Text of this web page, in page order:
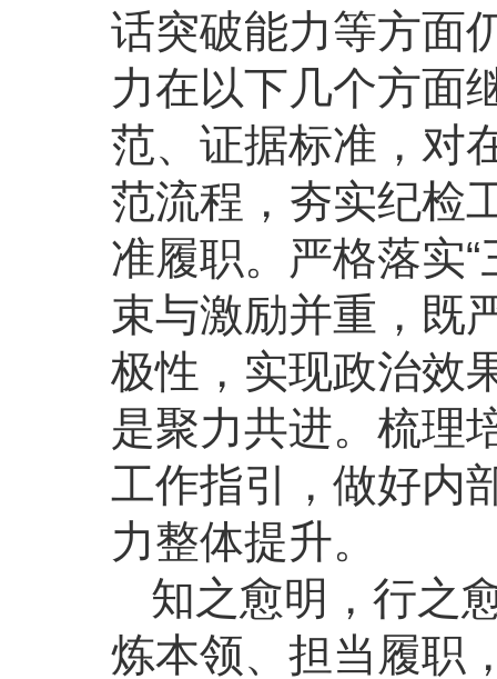
话突破能力等方面
力在以下几个方面
范、证据标准，对
范流程，夯实纪检
准履职。严格落实
束与激励并重，既
极性，实现政治效
是聚力共进。梳理
工作指引，做好内
力整体提升。
知之愈明，行之
炼本领、担当履职